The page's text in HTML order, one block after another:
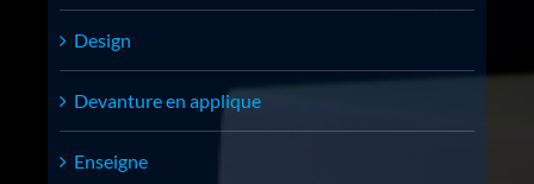
Design
Devanture en applique
Enseigne